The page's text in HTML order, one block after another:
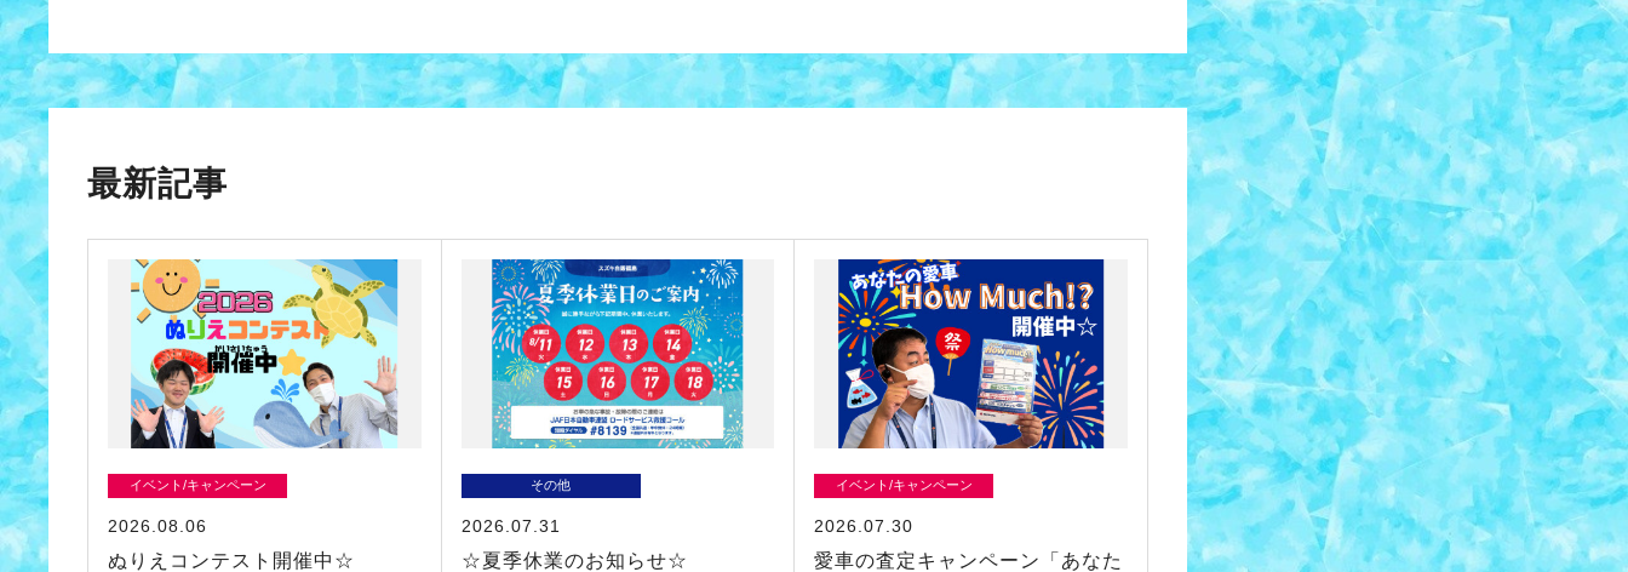
最新記事
イベント/キャンペーン
2026.08.06
ぬりえコンテスト開催中☆
その他
2026.07.31
☆夏季休業のお知らせ☆
イベント/キャンペーン
2026.07.30
愛車の査定キャンペーン「あなた